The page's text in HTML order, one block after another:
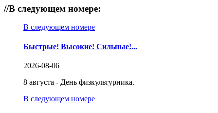
//В следующем номере:
В следующем номере
Быстрые! Высокие! Сильные!...
2026-08-06
8 августа - День физкультурника.
В следующем номере